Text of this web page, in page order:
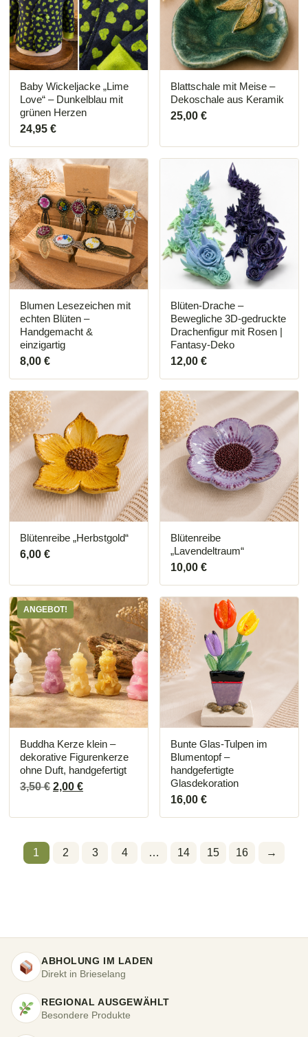
Baby Wickeljacke „Lime
Love“ – Dunkelblau mit
grünen Herzen
24,95 €
Blattschale mit Meise –
Dekoschale aus Keramik
25,00€
Blumen Lesezeichen mit
echten Blüten –
Handgemacht &
einzigartig
8,00 €
Dieses
Produkt
weist
mehrere
Varianten
auf.
Die
Optionen
können
auf
der
Produktseite
gewählt
werden
Blüten-Drache –
Bewegliche 3D-gedruckte
Drachenfigur mit Rosen |
Fantasy-Deko
12,00€
Produkt
mehrere
Varianten
auf.
Die
Optionen
können
Produktseite
gewählt
werden
Blütenreibe „Herbstgold“
6,00 €
Blütenreibe
„Lavendeltraum“
10,00€
ANGEBOT!
Buddha Kerze klein –
dekorative Figurenkerze
ohne Duft, handgefertigt
3,50€ Ursprünglicher
2,00 €Aktueller
Bunte Glas-Tulpen im
Blumentopf –
handgefertigte
Glasdekoration
16,00€
1 2 3 4 … 14 15 16 →
ABHOLUNG IM LADEN
Direkt in Brieselang
REGIONAL AUSGEWÄHLT
Besondere Produkte